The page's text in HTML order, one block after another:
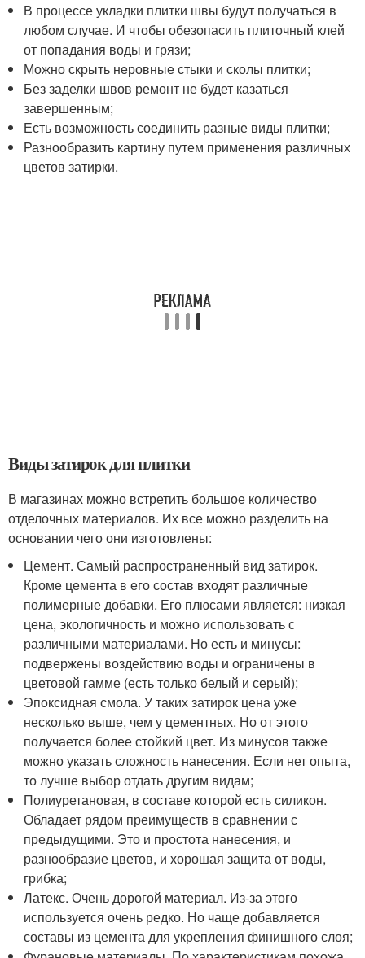
В процессе укладки плитки швы будут получаться в
любом случае. И чтобы обезопасить плиточный клей
от попадания воды и грязи;
Можно скрыть неровные стыки и сколы плитки;
Без заделки швов ремонт не будет казаться
завершенным;
Есть возможность соединить разные виды плитки;
Разнообразить картину путем применения различных
цветов затирки.
Виды затирок для плитки
В магазинах можно встретить большое количество
отделочных материалов. Их все можно разделить на
основании чего они изготовлены:
Цемент. Самый распространенный вид затирок.
Кроме цемента в его состав входят различные
полимерные добавки. Его плюсами является: низкая
цена, экологичность и можно использовать с
различными материалами. Но есть и минусы:
подвержены воздействию воды и ограничены в
цветовой гамме (есть только белый и серый);
Эпоксидная смола. У таких затирок цена уже
несколько выше, чем у цементных. Но от этого
получается более стойкий цвет. Из минусов также
можно указать сложность нанесения. Если нет опыта,
то лучше выбор отдать другим видам;
Полиуретановая, в составе которой есть силикон.
Обладает рядом преимуществ в сравнении с
предыдущими. Это и простота нанесения, и
разнообразие цветов, и хорошая защита от воды,
грибка;
Латекс. Очень дорогой материал. Из-за этого
используется очень редко. Но чаще добавляется
составы из цемента для укрепления финишного слоя;